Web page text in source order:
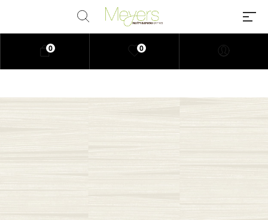
Millions of people around the
world visit Envato to buy and sell
templates, learn creative skills or
industry-leading marketplace
paired with an unlimited
0
0